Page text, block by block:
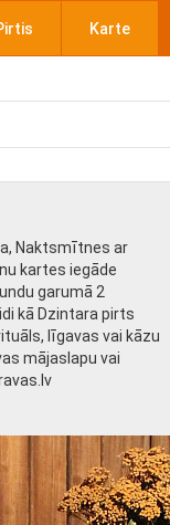
Karte
Naktsmītnes ar
kartes iegāde
garumā 2
kā Dzintara pirts
līgavas vai kāzu
mājaslapu vai